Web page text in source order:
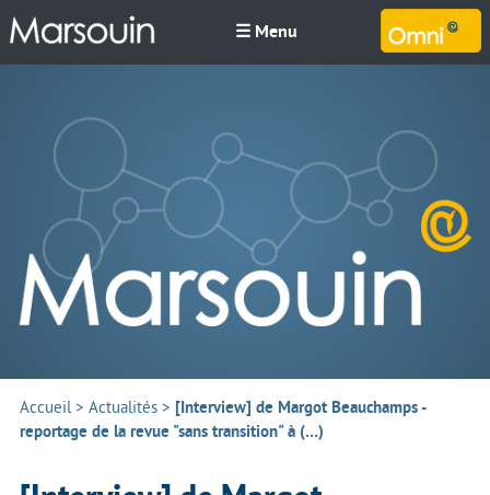
☰ Menu
Accueil> Actualités > [Interview] de Margot Beauchamps -
reportage de la revue "sans transition" à (…)